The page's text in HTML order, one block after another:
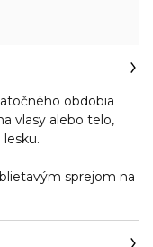
obdobia
vlasy alebo telo,
sprejom na